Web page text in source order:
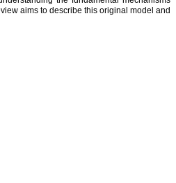
aims to describe this original model and